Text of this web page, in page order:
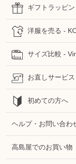
ギフトラッピ
洋服を売る -
サイズ比較 -
お直しサービス
初めての方へ
ヘルプ・お問い合わ
高島屋でのお買い物